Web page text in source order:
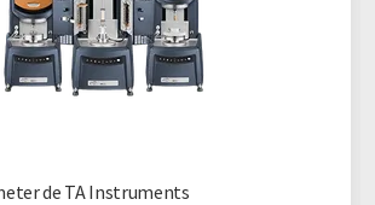
de TA Instruments